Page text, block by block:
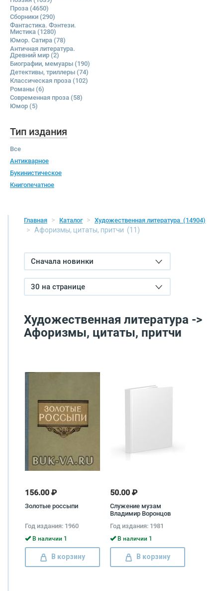
Проза (4650)
Сборники (290)
Фантастика. Фэнтези.
Мистика (1280)
Юмор. Сатира (78)
Античная литература.
Древний мир (2)
Биографии, мемуары (190)
Детективы, триллеры (74)
Классическая проза (102)
Романы (6)
Современная проза (58)
Юмор (5)
Тип издания
Все
Антикварное
Букинистическое
Книгопечатное
Главная Каталог Художественная литература (14904)
Афоризмы, цитаты, притчи (11)
Сначала новинки
30 на странице
Художественная литература ->
Афоризмы, цитаты, притчи
156.00 ₽
Золотые россыпи
Год издания: 1960
В наличии 1
В корзину
50.00 ₽
Служение музам
Владимир Воронцов
Год издания: 1981
В наличии 1
В корзину